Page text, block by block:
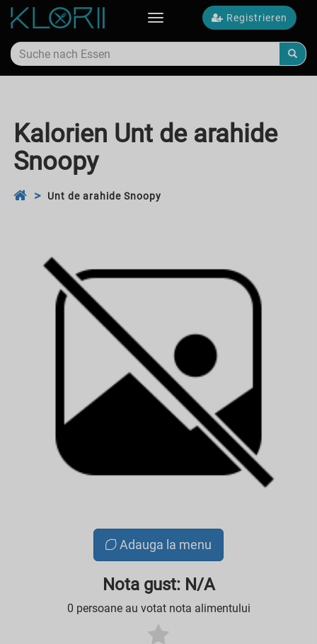
Registrieren
Toggle
Kalorien Unt de arahide
Snoopy
Unt de arahide Snoopy
Adauga la menu
Nota gust: N/A
0 persoane au votat nota alimentului